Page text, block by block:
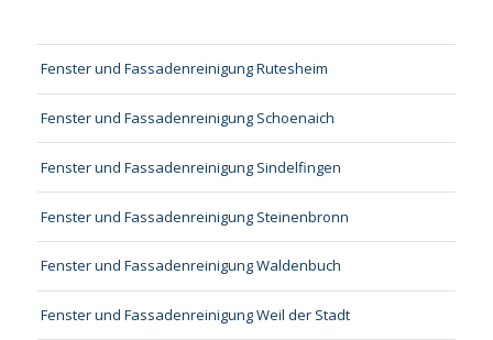
Fenster und Fassadenreinigung Rutesheim
Fenster und Fassadenreinigung Schoenaich
Fenster und Fassadenreinigung Sindelfingen
Fenster und Fassadenreinigung Steinenbronn
Fenster und Fassadenreinigung Waldenbuch
Fenster und Fassadenreinigung Weil der Stadt